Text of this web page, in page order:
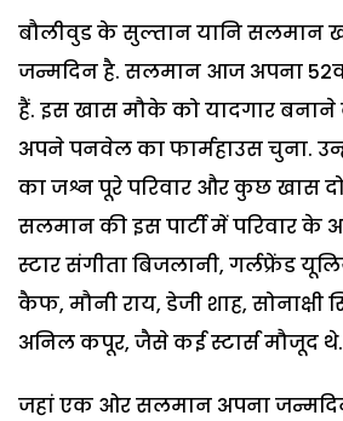
बौलीवुड के सुल्तान यानि सलमान
जन्मदिन है. सलमान आज अपना
हैं. इस खास मौके को यादगार
अपने पनवेल का फार्महाउस चुना.
का जश्न पूरे परिवार और कुछ खास
सलमान की इस पार्टी में परिवार के
स्टार संगीता बिजलानी, गर्लफ्रेंड
कैफ, मौनी राय, डेजी शाह, सोनाक्षी
अनिल कपूर, जैसे कई स्टार्स मौजूद थे.
जहां एक ओर सलमान अपना